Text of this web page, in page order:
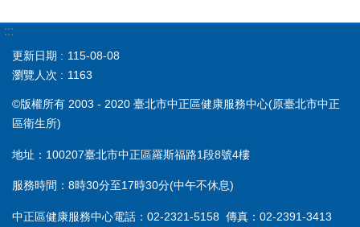
:::
更新日期
115-08-08
瀏覽人次
1163
©版權所有 2003 - 2020 臺北市中正區健康服務中心(原臺北市中正
區衛生所)
地址：100207臺北市中正區羅斯福路1段8號4樓
服務時間：8時30分至17時30分(中午不休息)
中正區健康服務中心電話：02-2321-5158 傳真：02-2391-3413